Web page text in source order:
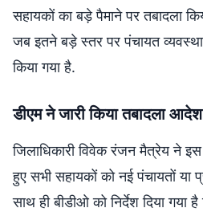
सहायकों का बड़े पैमाने पर तबादला
जब इतने बड़े स्तर पर पंचायत
किया गया है.
डीएम ने जारी किया तबादला आदेश
जिलाधिकारी विवेक रंजन मैत्रेय ने
हुए सभी सहायकों को नई पंचायतों या
साथ ही बीडीओ को निर्देश दिया गया है